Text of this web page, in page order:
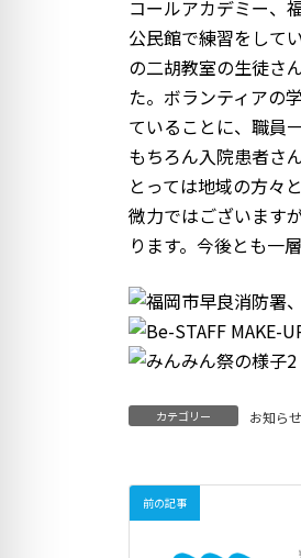
コールアカデミー、
公民館で練習をして
の二胡教室の生徒さ
た。ボランティアの
ていることに、職員
もちろん入院患者さ
とっては地域の方々
微力ではございます
ります。今後とも一
カテゴリー お知らせ
前の記事